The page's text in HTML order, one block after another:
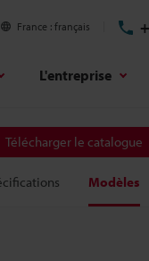
France français
L'entreprise
Télécharger le catalogue
Modèles